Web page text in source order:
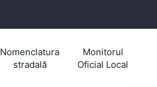
Nomenclatura
stradală
Monitorul
Oficial Local